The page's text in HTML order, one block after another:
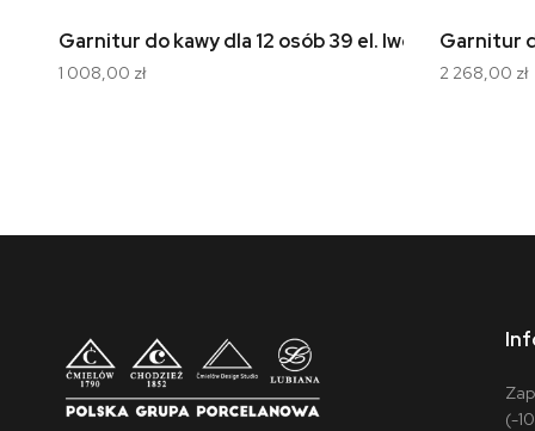
Garnitur do kawy dla 12 osób 39 el. Iwona Złota
1 008,00 zł
Garnitur
2 268,00 zł
(-